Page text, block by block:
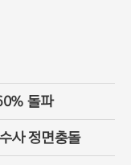
돌파
사 정면충돌